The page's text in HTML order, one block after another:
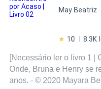
May Beatriz
10 8.3K
[Necessário ler o livro 1 |
Onde, Bruna e Henry se
anos. - © 2020 Mayara